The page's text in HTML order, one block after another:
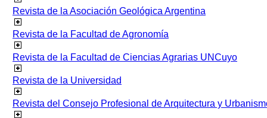
Revista de la Asociación Geológica Argentina
Revista de la Facultad de Agronomía
Revista de la Facultad de Ciencias Agrarias UNCuyo
Revista de la Universidad
Revista del Consejo Profesional de Arquitectura y